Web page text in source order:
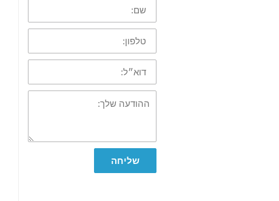
טלפון:
דוא״ל:
ההודעה
שלך:
שליחה